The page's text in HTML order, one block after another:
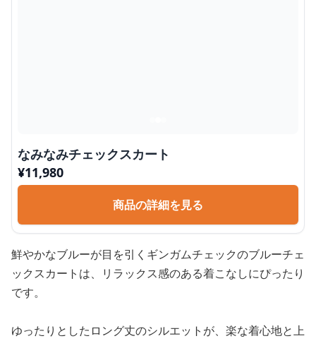
なみなみチェックスカート
¥11,980
商品の詳細を見る
鮮やかなブルーが目を引くギンガムチェックのブルーチェ
ックスカートは、リラックス感のある着こなしにぴったり
です。
ゆったりとしたロング丈のシルエットが、楽な着心地と上